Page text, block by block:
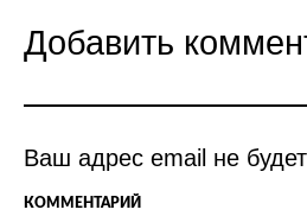
Добавить
Ваш адрес email не
КОММЕНТАРИЙ